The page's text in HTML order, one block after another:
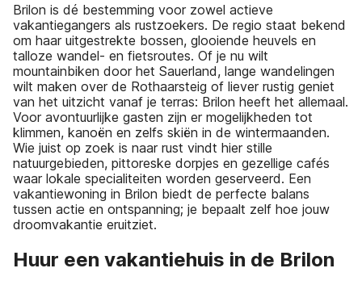
Brilon is dé bestemming voor zowel actieve
vakantiegangers als rustzoekers. De regio staat bekend
om haar uitgestrekte bossen, glooiende heuvels en
talloze wandel- en fietsroutes. Of je nu wilt
mountainbiken door het Sauerland, lange wandelingen
wilt maken over de Rothaarsteig of liever rustig geniet
van het uitzicht vanaf je terras: Brilon heeft het allemaal.
Voor avontuurlijke gasten zijn er mogelijkheden tot
klimmen, kanoën en zelfs skiën in de wintermaanden.
Wie juist op zoek is naar rust vindt hier stille
natuurgebieden, pittoreske dorpjes en gezellige cafés
waar lokale specialiteiten worden geserveerd. Een
vakantiewoning in Brilon biedt de perfecte balans
tussen actie en ontspanning; je bepaalt zelf hoe jouw
droomvakantie eruitziet.
Huur een vakantiehuis in de Brilon